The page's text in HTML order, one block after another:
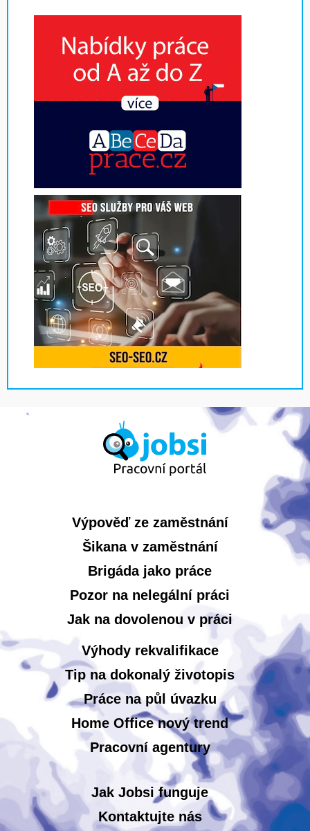
Výpověď ze zaměstnání
Šikana v zaměstnání
Brigáda jako práce
Pozor na nelegální práci
Jak na dovolenou v práci
Výhody rekvalifikace
Tip na dokonalý životopis
Práce na půl úvazku
Home Office nový trend
Pracovní agentury
Jak Jobsi funguje
Kontaktujte nás